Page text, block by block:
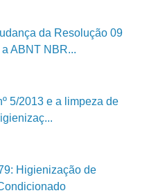
da Resolução 09
ABNT NBR...
5/2013 e a limpeza de
Higienização de